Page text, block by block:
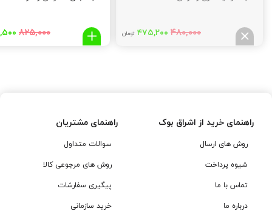
۴۸۰,۰۰۰ قیمت
۴۷۵,۲۰۰ تومانقیمت
۸۲۵,۰۰۰
راهنمای خرید از اشراق بوک
روش های ارسال
شیوه پرداخت
تماس با ما
درباره ما
راهنمای مشتریان
سوالات متداول
روش های مرجوعی کالا
پیگیری سفارشات
خرید سازمانی